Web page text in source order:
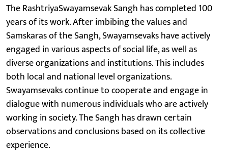
The RashtriyaSwayamsevak Sangh has completed 100
years of its work. After imbibing the values and
Samskaras of the Sangh, Swayamsevaks have actively
engaged in various aspects of social life, as well as
diverse organizations and institutions. This includes
both local and national level organizations.
Swayamsevaks continue to cooperate and engage in
dialogue with numerous individuals who are actively
working in society. The Sangh has drawn certain
observations and conclusions based on its collective
experience.